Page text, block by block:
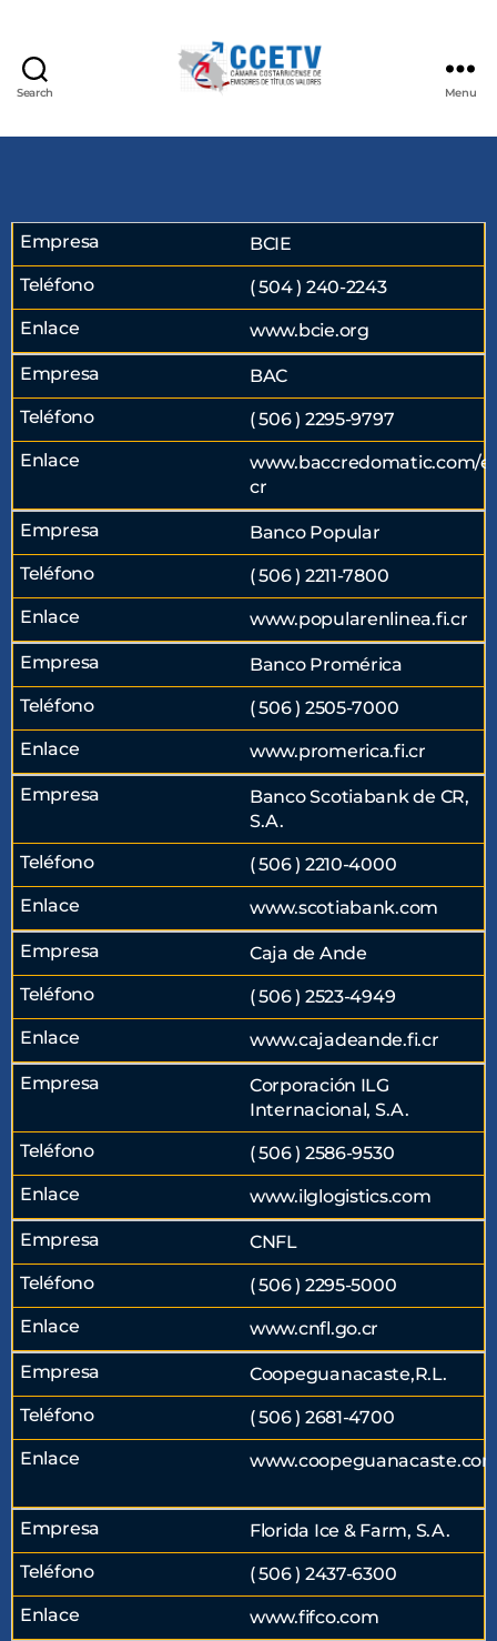
Search Menu
BCIE
( 504 ) 240-2243
www.bcie.org
BAC
( 506 ) 2295-9797
www.baccredomatic.com/
cr
Banco Popular
( 506 ) 2211-7800
www.popularenlinea.fi.cr
Banco Promérica
( 506 ) 2505-7000
www.promerica.fi.cr
Banco Scotiabank de CR,
S.A.
( 506 ) 2210-4000
www.scotiabank.com
Caja de Ande
( 506 ) 2523-4949
www.cajadeande.fi.cr
Corporación ILG
Internacional, S.A.
( 506 ) 2586-9530
www.ilglogistics.com
CNFL
( 506 ) 2295-5000
www.cnfl.go.cr
Coopeguanacaste,R.L.
( 506 ) 2681-4700
Florida Ice & Farm, S.A.
( 506 ) 2437-6300
www.fifco.com